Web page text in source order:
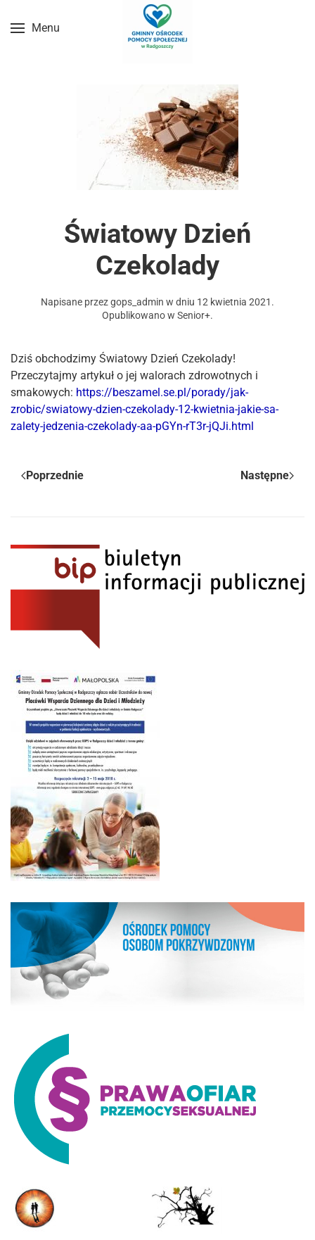
Przejdź do treści głównej
Menu
Światowy Dzień
Czekolady
Napisane przezgops_admin w dniu 12 kwietnia 2021 .
Opublikowano w Senior+.
Dziś obchodzimy Światowy Dzień Czekolady!
Przeczytajmy artykuł o jej walorach zdrowotnych i
smakowych: https://beszamel.se.pl/porady/jak-
zrobic/swiatowy-dzien-czekolady-12-kwietnia-jakie-sa-
zalety-jedzenia-czekolady-aa-pGYn-rT3r-jQJi.html
Poprzednie Następne